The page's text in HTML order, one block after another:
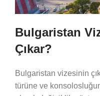
Bulgaristan
Çıkar?
Bulgaristan vizesinin
türüne ve